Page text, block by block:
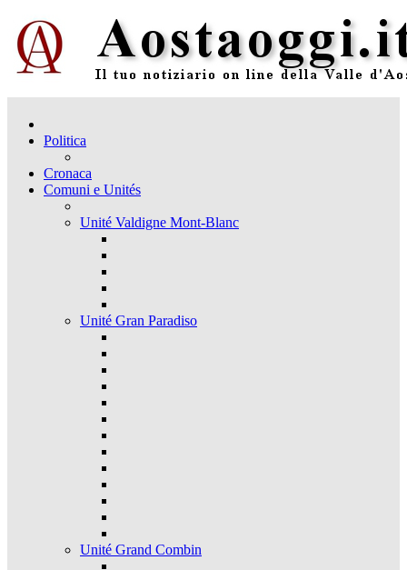
Politica
Cronaca
Comuni e Unités
Unité Valdigne Mont-Blanc
Unité Gran Paradiso
Unité Grand Combin